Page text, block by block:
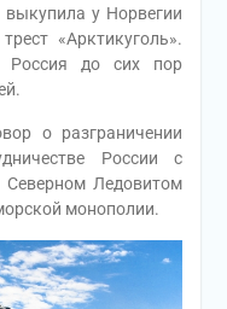
выкупила у Норвегии
«Арктикуголь».
Россия до сих пор
о разграничении
России с
Северном Ледовитом
монополии.